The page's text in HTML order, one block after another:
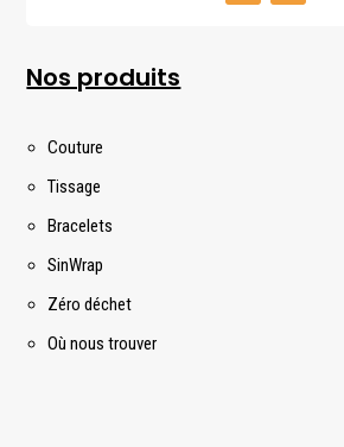
Nos produits
Couture
Tissage
Bracelets
SinWrap
Zéro déchet
Où nous trouver